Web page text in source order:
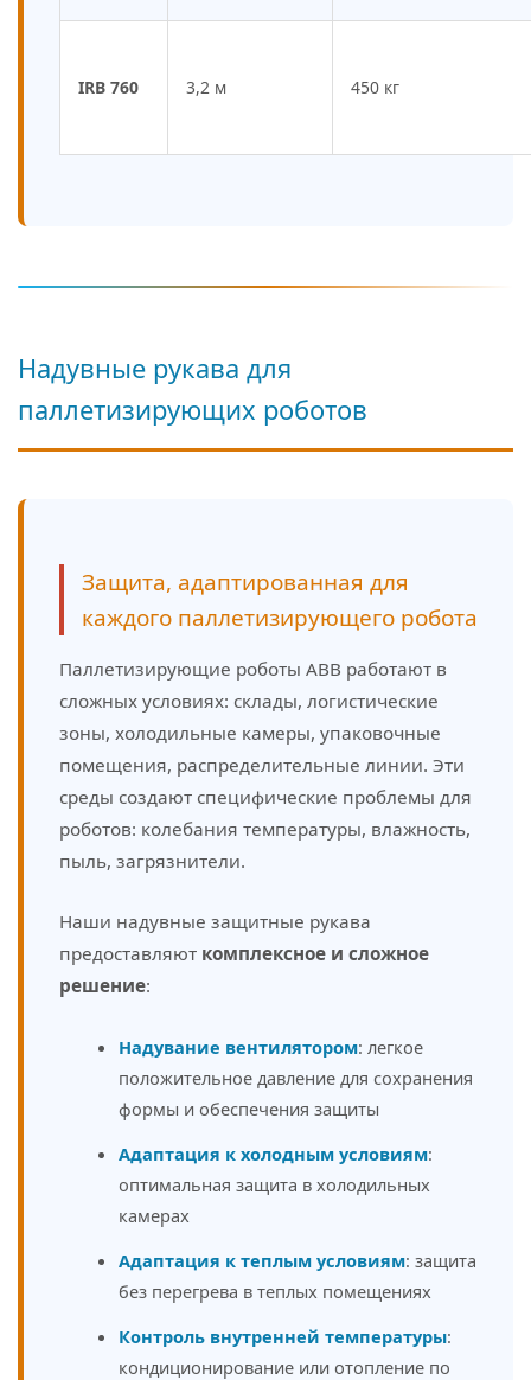
IRB 760 3,2 м 450 кг
Надувные рукава для
паллетизирующих роботов
Защита, адаптированная для
каждого паллетизирующего робота
Паллетизирующие роботы ABB работают в
сложных условиях: склады, логистические
зоны, холодильные камеры, упаковочные
помещения, распределительные линии. Эти
среды создают специфические проблемы для
роботов: колебания температуры, влажность,
пыль, загрязнители.
Наши надувные защитные рукава
предоставляют комплексное и сложное
решение:
Надувание вентилятором: легкое
положительное давление для сохранения
формы и обеспечения защиты
Адаптация к холодным условиям:
оптимальная защита в холодильных
камерах
Адаптация к теплым условиям: защита
без перегрева в теплых помещениях
Контроль внутренней температуры:
кондиционирование или отопление по